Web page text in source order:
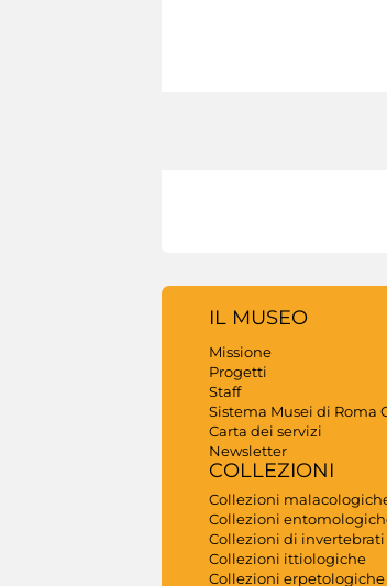
IL MUSEO
Missione
Progetti
Staff
Sistema Musei di Roma
Carta dei servizi
Newsletter
COLLEZIONI
Collezioni
Collezioni
Collezioni di invertebrati
Collezioni ittiologiche
Collezioni erpetologiche